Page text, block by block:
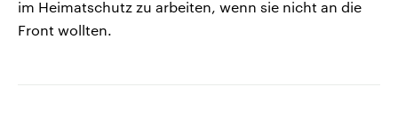
im Heimatschutz zu arbeiten, wenn sie nicht an die
Front wollten.